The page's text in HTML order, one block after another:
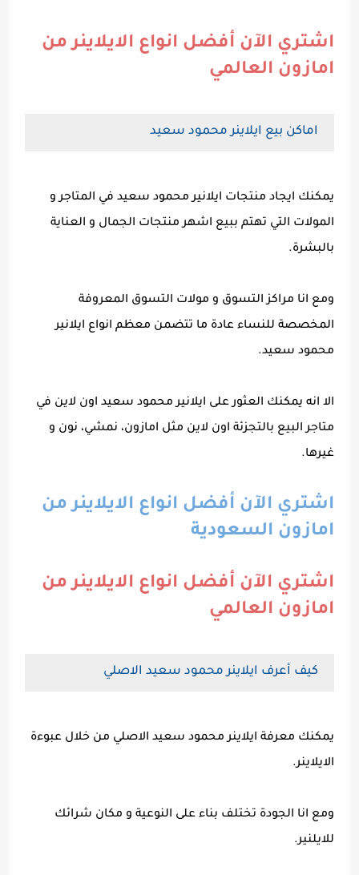
اشتري الآن أفضل انواع الايلاينر من
امازون العالمي
اماكن بيع ايلاينر محمود سعيد
يمكنك ايجاد منتجات ايلانير محمود سعيد في المتاجر و
المولات التي تهتم ببيع اشهر منتجات الجمال و العناية
بالبشرة.
ومع انا مراكز التسوق و مولات التسوق المعروفة
المخصصة للنساء عادة ما تتضمن معظم انواع ايلانير
محمود سعيد.
الا انه يمكنك العثور على ايلانير محمود سعيد اون لاين في
متاجر البيع بالتجزئة اون لاين مثل امازون، نمشي، نون و
غيرها.
اشتري الآن أفضل انواع الايلاينر من
امازون السعودية
اشتري الآن أفضل انواع الايلاينر من
امازون العالمي
كيف أعرف ايلاينر محمود سعيد الاصلي
يمكنك معرفة ايلاينر محمود سعيد الاصلي من خلال عبوءة
الايلاينر.
ومع انا الجودة تختلف بناء على النوعية و مكان شرائك
للايلنير.